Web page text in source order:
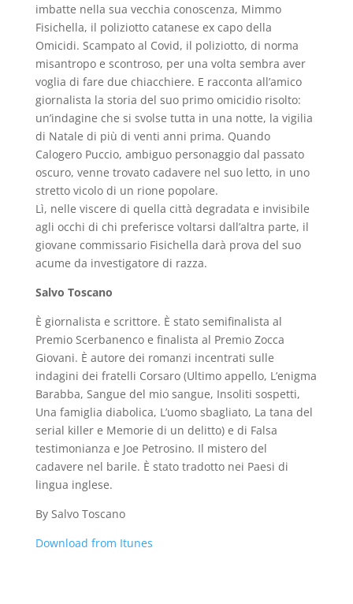
imbatte nella sua vecchia conoscenza, Mimmo
Fisichella, il poliziotto catanese ex capo della
Omicidi. Scampato al Covid, il poliziotto, di norma
misantropo e scontroso, per una volta sembra aver
voglia di fare due chiacchiere. E racconta all’amico
giornalista la storia del suo primo omicidio risolto:
un’indagine che si svolse tutta in una notte, la vigilia
di Natale di più di venti anni prima. Quando
Calogero Puccio, ambiguo personaggio dal passato
oscuro, venne trovato cadavere nel suo letto, in uno
stretto vicolo di un rione popolare.
Lì, nelle viscere di quella città degradata e invisibile
agli occhi di chi preferisce voltarsi dall’altra parte, il
giovane commissario Fisichella darà prova del suo
acume da investigatore di razza.
Salvo Toscano
È giornalista e scrittore. È stato semifinalista al
Premio Scerbanenco e finalista al Premio Zocca
Giovani. È autore dei romanzi incentrati sulle
indagini dei fratelli Corsaro (Ultimo appello, L’enigma
Barabba, Sangue del mio sangue, Insoliti sospetti,
Una famiglia diabolica, L’uomo sbagliato, La tana del
serial killer e Memorie di un delitto) e di Falsa
testimonianza e Joe Petrosino. Il mistero del
cadavere nel barile. È stato tradotto nei Paesi di
lingua inglese.
By Salvo Toscano
Download from Itunes